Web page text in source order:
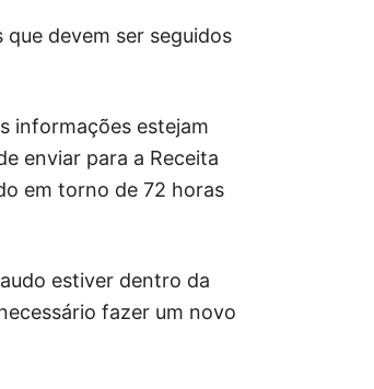
devem ser seguidos
informações estejam
enviar para a Receita
em torno de 72 horas
estiver dentro da
fazer um novo